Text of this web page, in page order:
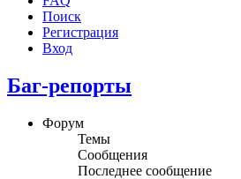
Поиск
Регистрация
Вход
Баг-репорты
Форум
Темы
Сообщения
Последнее сообщение